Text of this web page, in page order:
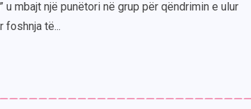
u mbajt një punëtori në grup për qëndrimin e ulur
foshnja të...